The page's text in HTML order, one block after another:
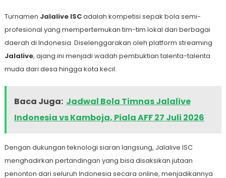
Turnamen Jalalive ISCadalah kompetisi sepak bola semi-
profesional yang mempertemukan tim-tim lokal dari berbagai
daerah di Indonesia. Diselenggarakan oleh platform streaming
Jalalive, ajang ini menjadi wadah pembuktian talenta-talenta
muda dari desa hingga kota kecil.
Baca Juga: Jadwal Bola Timnas Jalalive
Indonesia vs Kamboja, Piala AFF 27 Juli 2026
Dengan dukungan teknologi siaran langsung, Jalalive ISC
menghadirkan pertandingan yang bisa disaksikan jutaan
penonton dari seluruh Indonesia secara online, menjadikannya